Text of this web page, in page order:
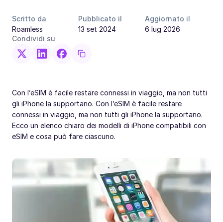
Scritto da
Roamless
Pubblicato il
13 set 2024
Aggiornato il
6 lug 2026
Condividi su
Con l’eSIM è facile restare connessi in viaggio, ma non tutti
gli iPhone la supportano. Con l’eSIM è facile restare
connessi in viaggio, ma non tutti gli iPhone la supportano.
Ecco un elenco chiaro dei modelli di iPhone compatibili con
eSIM e cosa può fare ciascuno.